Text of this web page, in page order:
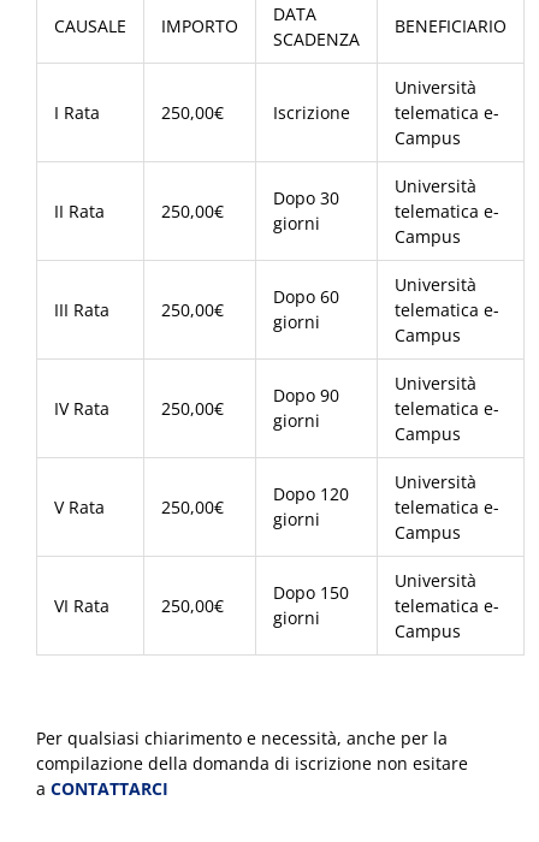
CAUSALE IMPORTO
DATA
SCADENZA
BENEFICIARIO
I Rata 250,00€ Iscrizione
Università
telematica e-
Campus
II Rata 250,00€
Dopo 30
giorni
Università
telematica e-
Campus
III Rata 250,00€
Dopo 60
giorni
Università
telematica e-
Campus
IV Rata 250,00€
Dopo 90
giorni
Università
telematica e-
Campus
V Rata 250,00€
Dopo 120
giorni
Università
telematica e-
Campus
VI Rata 250,00€
Dopo 150
giorni
Università
telematica e-
Campus
Per qualsiasi chiarimento e necessità, anche per la
compilazione della domanda di iscrizione non esitare
a CONTATTARCI